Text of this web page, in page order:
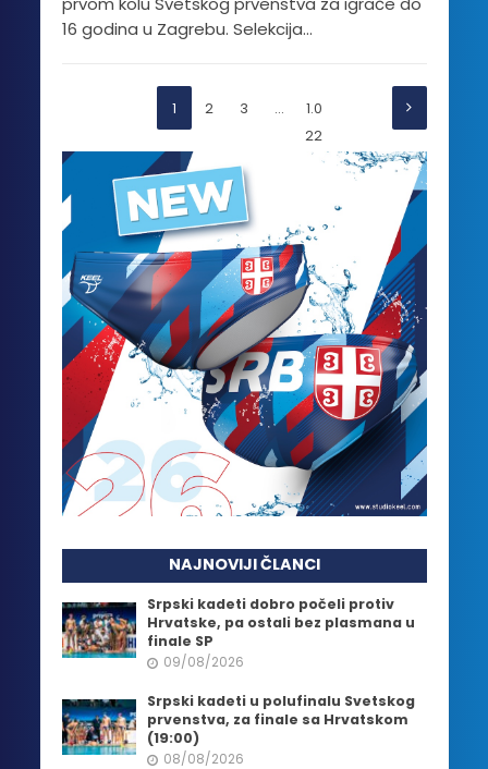
16 godina u Zagrebu. Selekcija...
1 2 3 …
1.0
22
NAJNOVIJI ČLANCI
Srpski kadeti dobro počeli protiv
Hrvatske, pa ostali bez plasmana u
finale SP
09/08/2026
Srpski kadeti u polufinalu Svetskog
prvenstva, za finale sa Hrvatskom
(19:00)
08/08/2026